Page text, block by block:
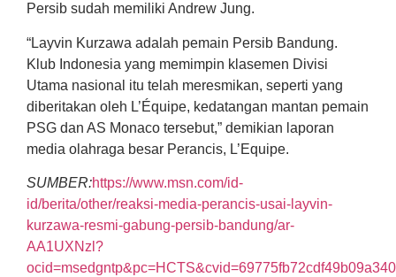
Persib sudah memiliki Andrew Jung.
“Layvin Kurzawa adalah pemain Persib Bandung.
Klub Indonesia yang memimpin klasemen Divisi
Utama nasional itu telah meresmikan, seperti yang
diberitakan oleh L’Équipe, kedatangan mantan pemain
PSG dan AS Monaco tersebut,” demikian laporan
media olahraga besar Perancis, L’Equipe.
SUMBER:https://www.msn.com/id-
id/berita/other/reaksi-media-perancis-usai-layvin-
kurzawa-resmi-gabung-persib-bandung/ar-
AA1UXNzl?